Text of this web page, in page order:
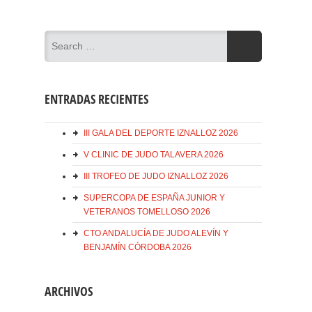
ENTRADAS RECIENTES
III GALA DEL DEPORTE IZNALLOZ 2026
V CLINIC DE JUDO TALAVERA 2026
III TROFEO DE JUDO IZNALLOZ 2026
SUPERCOPA DE ESPAÑA JUNIOR Y
VETERANOS TOMELLOSO 2026
CTO ANDALUCÍA DE JUDO ALEVÍN Y
BENJAMÍN CÓRDOBA 2026
ARCHIVOS